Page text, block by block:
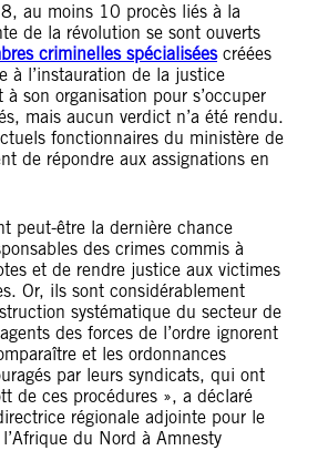
au moins 10 procès liés à la
de la révolution se sont ouverts
criminelles spécialiséescréées
à l’instauration de la justice
son organisation pour s’occuper
mais aucun verdict n’a été rendu.
fonctionnaires du ministère de
de répondre aux assignations en
peut-être la dernière chance
des crimes commis à
et de rendre justice aux victimes
Or, ils sont considérablement
systématique du secteur de
des forces de l’ordre ignorent
et les ordonnances
par leurs syndicats, qui ont
de ces procédures », a déclaré
régionale adjointe pour le
du Nord à Amnesty